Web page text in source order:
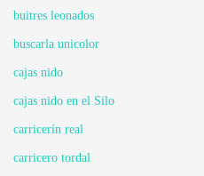
buitres leonados
buscarla unicolor
cajas nido
cajas nido en el Silo
carricerín real
carricero tordal